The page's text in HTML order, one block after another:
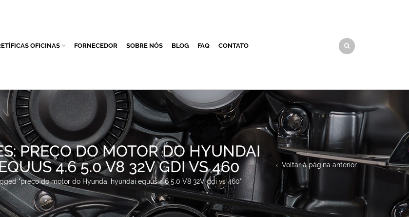
OFICINAS FORNECEDOR SOBRE NÓS BLOG FAQ CONTATO
PREÇO DO MOTOR DO HYUNDAI
4.6 5.0 V8 32V GDI VS 460
"preço do motor do Hyundai hyundai equus 4.6 5.0 V8 32V gdi vs 460"
Voltar à página anterior